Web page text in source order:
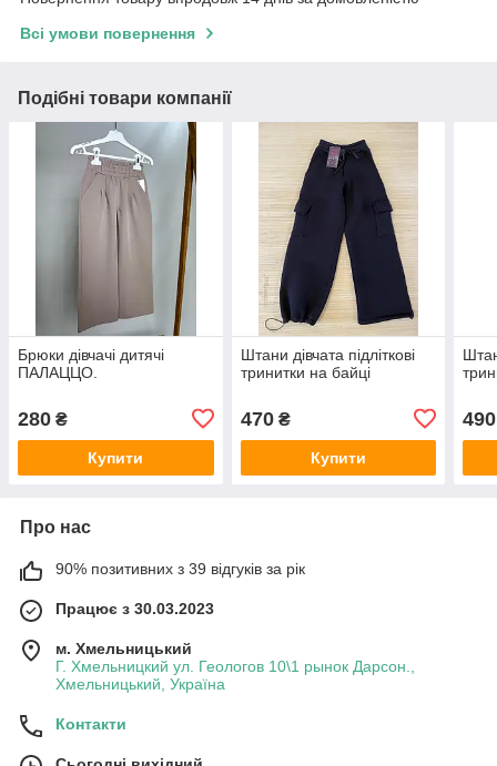
Всі умови повернення
Подібні товари компанії
Брюки дівчачі дитячі
ПАЛАЦЦО.
280 ₴
Купити
Штани дівчата підліткові
тринитки на байці
470₴
Купити
490
Про нас
90% позитивних з 39 відгуків за рік
Працює з 30.03.2023
м. Хмельницький
Г. Хмельницкий ул. Геологов 10\1 рынок Дарсон.,
Хмельницький, Україна
Контакти